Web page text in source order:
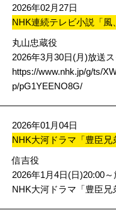
2026年02月27日
NHK連続テレビ小説「風
丸山忠蔵役
2026年3月30日(月)放送ス
https://www.nhk.jp/g/ts/
p/pG1YEENO8G/
2026年01月04日
NHK大河ドラマ「豊臣兄
信吉役
2026年1月4日(日)20:00
NHK大河ドラマ「豊臣兄